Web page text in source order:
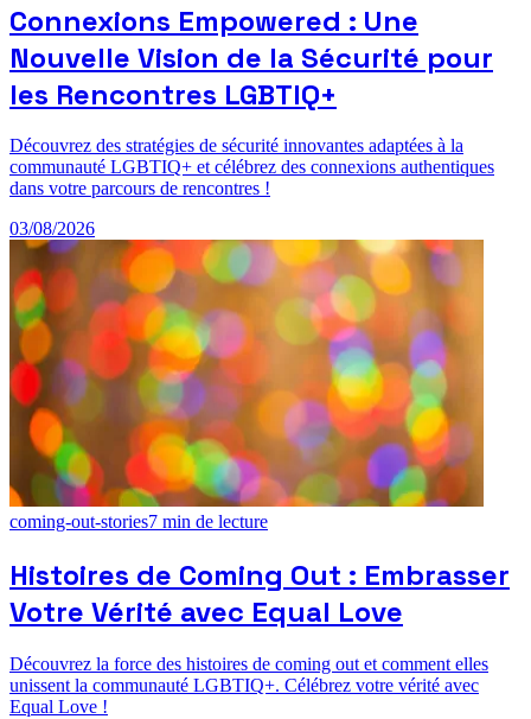
Connexions Empowered : Une
Nouvelle Vision de la Sécurité pour
les Rencontres LGBTIQ+
Découvrez des stratégies de sécurité innovantes adaptées à la
communauté LGBTIQ+ et célébrez des connexions authentiques
dans votre parcours de rencontres !
03/08/2026
coming-out-stories7 min de lecture
Histoires de Coming Out : Embrasser
Votre Vérité avec Equal Love
Découvrez la force des histoires de coming out et comment elles
unissent la communauté LGBTIQ+. Célébrez votre vérité avec
Equal Love !